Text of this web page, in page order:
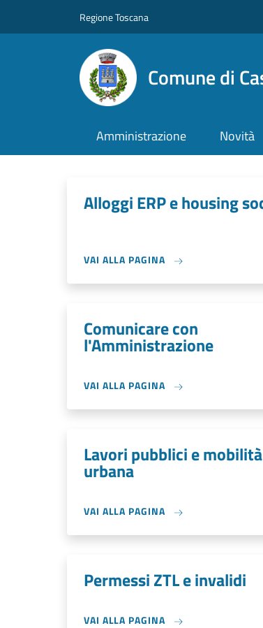
Regione Toscana
Comune di
Amministrazione Novità
Alloggi ERP e housing
VAI ALLA PAGINA
Comunicare con
l'Amministrazione
VAI ALLA PAGINA
Lavori pubblici e mobilità
urbana
VAI ALLA PAGINA
Permessi ZTL e invalidi
VAI ALLA PAGINA